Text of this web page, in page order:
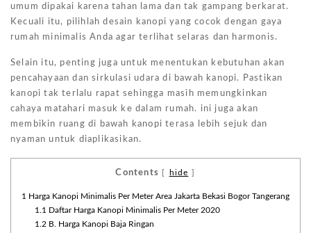
umum dipakai karena tahan lama dan tak gampang berkarat.
Kecuali itu, pilihlah desain kanopi yang cocok dengan gaya
rumah minimalis Anda agar terlihat selaras dan harmonis.
Selain itu, penting juga untuk menentukan kebutuhan akan
pencahayaan dan sirkulasi udara di bawah kanopi. Pastikan
kanopi tak terlalu rapat sehingga masih memungkinkan
cahaya matahari masuk ke dalam rumah. ini juga akan
membikin ruang di bawah kanopi terasa lebih sejuk dan
nyaman untuk diaplikasikan.
Contents hide
1
Harga Kanopi Minimalis Per Meter Area Jakarta Bekasi Bogor Tangerang
1.1
Daftar Harga Kanopi Minimalis Per Meter 2020
1.2 B. Harga Kanopi Baja Ringan